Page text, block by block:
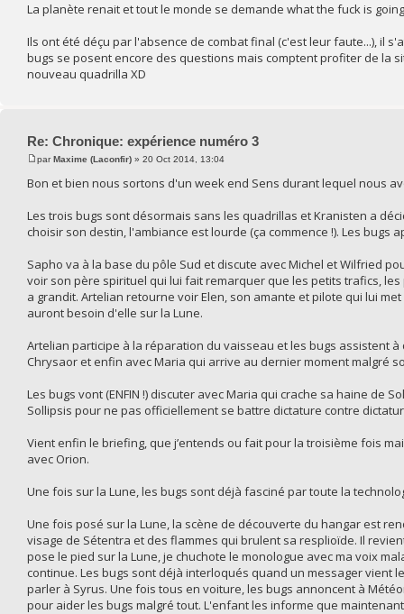
La planète renait et tout le monde se demande what the fuck is
Ils ont été déçu par l'absence de combat final (c'est leur faute...), il
bugs se posent encore des questions mais comptent profiter de la
nouveau quadrilla XD
Re: Chronique: expérience numéro 3
parMaxime (Laconfir) » 20 Oct 2014, 13:04
Bon et bien nous sortons d'un week end Sens durant lequel nous
Les trois bugs sont désormais sans les quadrillas et Kranisten a
choisir son destin, l'ambiance est lourde (ça commence !). Les bugs
Sapho va à la base du pôle Sud et discute avec Michel et Wilfried
voir son père spirituel qui lui fait remarquer que les petits trafics,
a grandit. Artelian retourne voir Elen, son amante et pilote qui lui
auront besoin d'elle sur la Lune.
Artelian participe à la réparation du vaisseau et les bugs assistent
Chrysaor et enfin avec Maria qui arrive au dernier moment malgré
Les bugs vont (ENFIN !) discuter avec Maria qui crache sa haine de
Sollipsis pour ne pas officiellement se battre dictature contre
Vient enfin le briefing, que j’entends ou fait pour la troisième fois
avec Orion.
Une fois sur la Lune, les bugs sont déjà fasciné par toute la
Une fois posé sur la Lune, la scène de découverte du hangar est
visage de Sétentra et des flammes qui brulent sa resplioïde. Il
pose le pied sur la Lune, je chuchote le monologue avec ma voix
continue. Les bugs sont déjà interloqués quand un messager vient
parler à Syrus. Une fois tous en voiture, les bugs annoncent à
pour aider les bugs malgré tout. L'enfant les informe que